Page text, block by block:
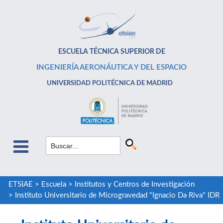
ESCUELA TÉCNICA SUPERIOR DE
INGENIERÍA AERONÁUTICA Y DEL ESPACIO
UNIVERSIDAD POLITÉCNICA DE MADRID
ETSIAE > Escuela>
Institutos y Centros de Investigación
>
Instituto Universitario de Microgravedad "Ignacio Da Riva" IDR